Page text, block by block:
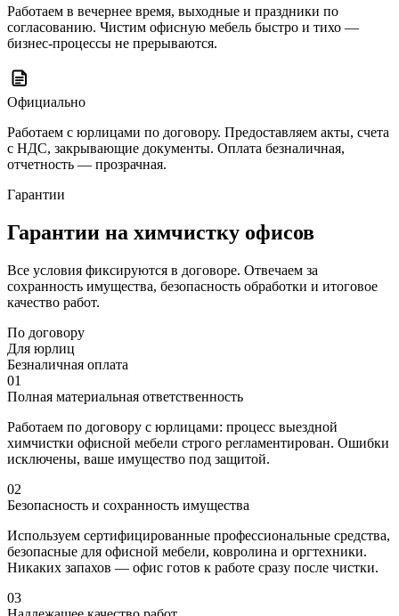
Работаем в вечернее время, выходные и праздники по
согласованию. Чистим офисную мебель быстро и тихо —
бизнес-процессы не прерываются.
Официально
Работаем с юрлицами по договору. Предоставляем акты, счета
с НДС, закрывающие документы. Оплата безналичная,
отчетность — прозрачная.
Гарантии
Гарантии на химчистку офисов
Все условия фиксируются в договоре. Отвечаем за
сохранность имущества, безопасность обработки и итоговое
качество работ.
По договору
Для юрлиц
Безналичная оплата
01
Полная материальная ответственность
Работаем по договору с юрлицами: процесс выездной
химчистки офисной мебели строго регламентирован. Ошибки
исключены, ваше имущество под защитой.
02
Безопасность и сохранность имущества
Используем сертифицированные профессиональные средства,
безопасные для офисной мебели, ковролина и оргтехники.
Никаких запахов — офис готов к работе сразу после чистки.
03